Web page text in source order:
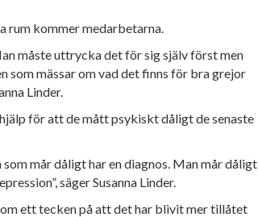
rum kommer medarbetarna.
måsteuttrycka det för sig själv först men
som mässar om vad det finns för bragrejor
Linder.
för att de mått psykiskt dåligt de senaste
som mårdåligt har en diagnos. Man mår dåligt
säger Susanna Linder.
etttecken på att det har blivit mer tillåtet